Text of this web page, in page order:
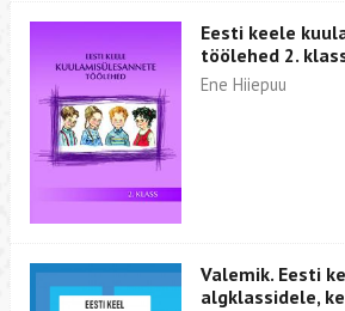
Eesti keele
töölehed 2.
Ene Hiiepuu
Valemik. Eesti
algklassidele,